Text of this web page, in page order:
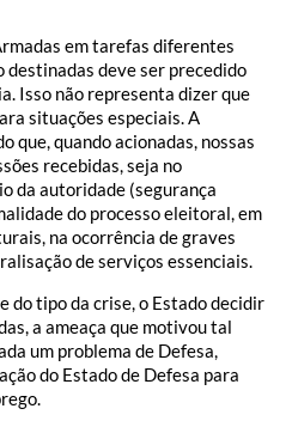
em tarefas diferentes
destinadas deve ser precedido
Isso não representa dizer que
situações especiais. A
que, quando acionadas, nossas
recebidas, seja no
da autoridade (segurança
do processo eleitoral, em
na ocorrência de graves
de serviços essenciais.
do tipo da crise, o Estado decidir
a ameaça que motivou tal
um problema de Defesa,
do Estado de Defesa para